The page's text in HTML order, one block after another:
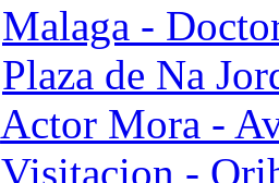
Malaga -
Plaza de Na
Actor Mora -
Visitacion -